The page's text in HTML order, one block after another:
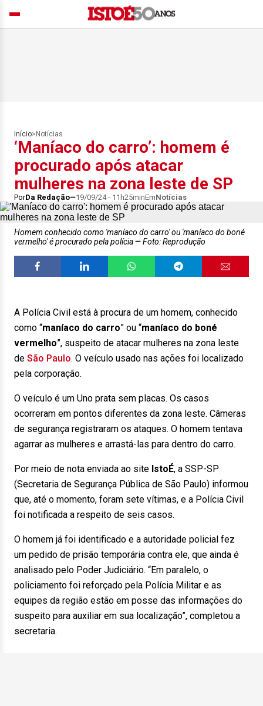
Início> Notícias
‘Maníaco do carro’: homem é
procurado após atacar
mulheres na zona leste de SP
PorDa Redação 19/09/24 - 11h25minEmNotícias
Homem conhecido como 'maníaco do carro' ou 'maníaco do boné
vermelho' é procurado pela polícia
Foto: Reprodução
A Polícia Civil está à procura de um homem, conhecido
como “maníaco do carro” ou “maníaco do boné
vermelho”, suspeito de atacar mulheres na zona leste
de São Paulo. O veículo usado nas ações foi localizado
pela corporação.
O veículo é um Uno prata sem placas. Os casos
ocorreram em pontos diferentes da zona leste. Câmeras
de segurança registraram os ataques. O homem tentava
agarrar as mulheres e arrastá-las para dentro do carro.
Por meio de nota enviada ao site IstoÉ, a SSP-SP
(Secretaria de Segurança Pública de São Paulo) informou
que, até o momento, foram sete vítimas, e a Polícia Civil
foi notificada a respeito de seis casos.
O homem já foi identificado e a autoridade policial fez
um pedido de prisão temporária contra ele, que ainda é
analisado pelo Poder Judiciário. “Em paralelo, o
policiamento foi reforçado pela Polícia Militar e as
equipes da região estão em posse das informações do
suspeito para auxiliar em sua localização”, completou a
secretaria.